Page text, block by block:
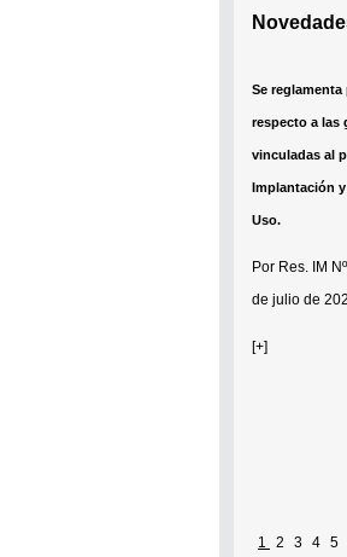
Se
respecto a las
vinculadas al
Implantación
Uso.
Por Res. IM
de julio de
[+]
1 2 3 4 5